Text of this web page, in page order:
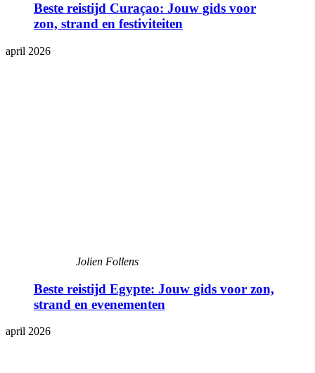
Beste reistijd Curaçao: Jouw gids voor
zon, strand en festiviteiten
april 2026
Jolien Follens
Beste reistijd Egypte: Jouw gids voor zon,
strand en evenementen
april 2026